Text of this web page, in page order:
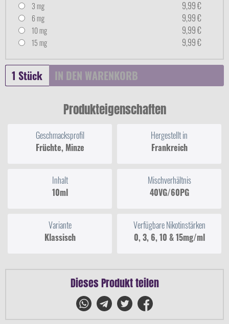
3 mg 9,99 €
6 mg 9,99 €
10 mg 9,99 €
15 mg 9,99 €
IN DEN WARENKORB
Produkteigenschaften
Geschmacksprofil
Früchte, Minze
Hergestellt in
Frankreich
Inhalt
10ml
Mischverhältnis
40VG/60PG
Variante
Klassisch
Verfügbare Nikotinstärken
0, 3, 6, 10 & 15mg/ml
Dieses Produkt teilen